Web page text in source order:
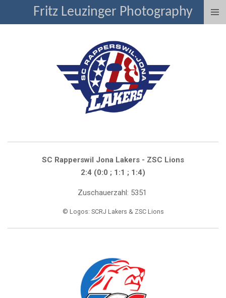
Hauptinhalt
Fritz Leuzinger Photography
SC Rapperswil Jona Lakers - ZSC Lions
2:4 (0:0 ; 1:1 ; 1:4)
Zuschauerzahl: 5351
© Logos: SCRJ Lakers & ZSC Lions